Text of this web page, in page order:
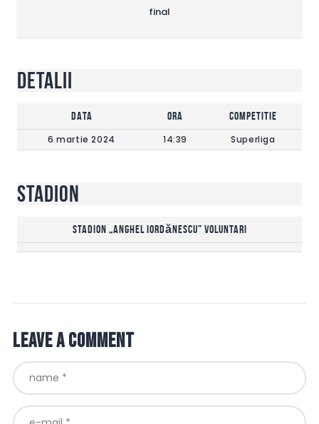
final
Detalii
DATA Ora
Competitie
6 martie 2024
14:39 Superliga
Stadion
Stadion „Anghel Iordănescu” Voluntari
Leave a comment